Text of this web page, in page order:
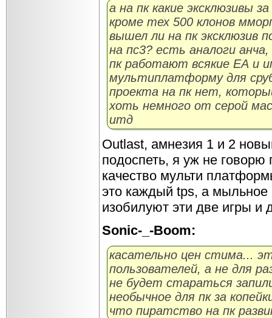
а на пк какие эксклюзивы
кроме тех 500 клонов
вышел ли на пк эксклюзив
на пс3? есть аналоги
пк работают всякие ЕА и
мультиплатформу для
проекта на пк нет,
хоть немного от серой
итд
Outlast, амнезия 1 и 2
подоспеть, я уж не говорю
качество мульти
это каждый tps, а мыльное
изобилуют эти две игры и
Sonic-_-Boom:
касательно цен стима...
пользователей, а не для
не будет стараться
необычное для пк за
что пиратство на пк